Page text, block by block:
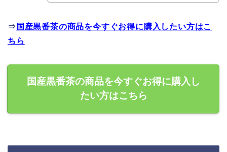
⇒ 国産黒番茶の商品を今すぐお得に購入したい方はこ
ちら
国産黒番茶の商品を今すぐお得に購入し
たい方はこちら